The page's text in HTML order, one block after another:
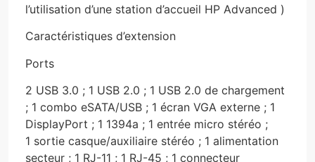
l’utilisation d’une station d’accueil HP Advanced )
Caractéristiques d’extension
Ports
2 USB 3.0 ; 1 USB 2.0 ; 1 USB 2.0 de chargement
; 1 combo eSATA/USB ; 1 écran VGA externe ; 1
DisplayPort ; 1 1394a ; 1 entrée micro stéréo ;
1 sortie casque/auxiliaire stéréo ; 1 alimentation
secteur ; 1 RJ-11 ; 1 RJ-45 ; 1 connecteur